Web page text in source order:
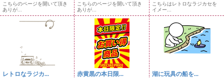
こちらのページを開いて頂き
ありが...
こちらのページを開いて頂き
ありが...
こちらはレトロなラジカセを
イメー...
レトロなラジカ... 赤黄黒の本日限... 湖に玩具の船を...